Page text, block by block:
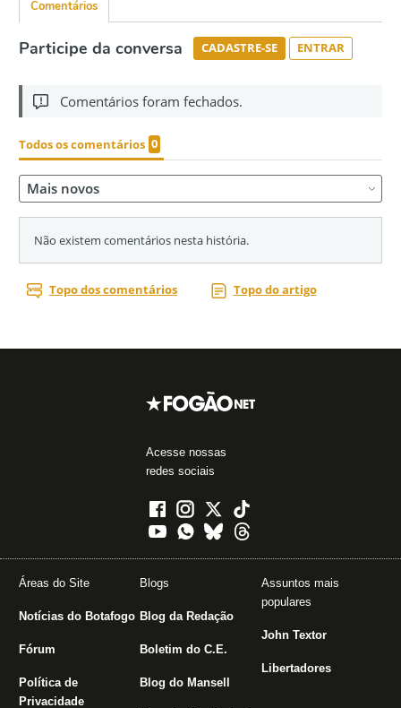
Acesse nossas
redes sociais
Áreas do Site
Notícias do Botafogo
Fórum
Política de
Privacidade
Blogs
Blog da Redação
Boletim do C.E.
Blog do Mansell
Assuntos mais
populares
John Textor
Libertadores